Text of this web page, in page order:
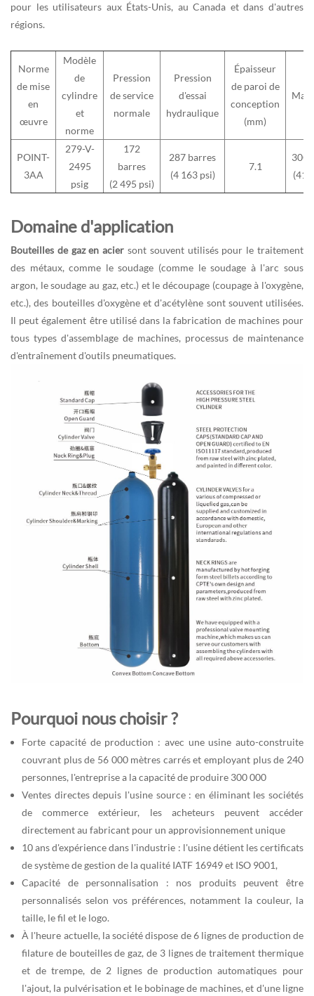
pour les utilisateurs aux États-Unis, au Canada et dans d'autres
régions.
Norme
de mise
en
œuvre
Modèle
de
cylindre
et
norme
Pression
de service
normale
Pression
d'essai
hydraulique
Épaisseur
de paroi de
conception
(mm)
POINT-
3AA
279-V-
2495
psig
172
barres
(2 495 psi)
287 barres
(4 163 psi)
7.1
Domaine d'application
Bouteilles de gaz en acier sont souvent utilisés pour le traitement
des métaux, comme le soudage (comme le soudage à l'arc sous
argon, le soudage au gaz, etc.) et le découpage (coupage à l'oxygène,
etc.), des bouteilles d'oxygène et d'acétylène sont souvent utilisées.
Il peut également être utilisé dans la fabrication de machines pour
tous types d'assemblage de machines, processus de maintenance
d'entraînement d'outils pneumatiques.
Pourquoi nous choisir ?
Forte capacité de production : avec une usine auto-construite
couvrant plus de 56 000 mètres carrés et employant plus de 240
personnes, l'entreprise a la capacité de produire 300 000
Ventes directes depuis l'usine source : en éliminant les sociétés
de commerce extérieur, les acheteurs peuvent accéder
directement au fabricant pour un approvisionnement unique
10 ans d'expérience dans l'industrie : l'usine détient les certificats
de système de gestion de la qualité IATF 16949 et ISO 9001,
Capacité de personnalisation : nos produits peuvent être
personnalisés selon vos préférences, notamment la couleur, la
taille, le fil et le logo.
À l'heure actuelle, la société dispose de 6 lignes de production de
filature de bouteilles de gaz, de 3 lignes de traitement thermique
et de trempe, de 2 lignes de production automatiques pour
l'ajout, la pulvérisation et le bobinage de machines, et d'une ligne